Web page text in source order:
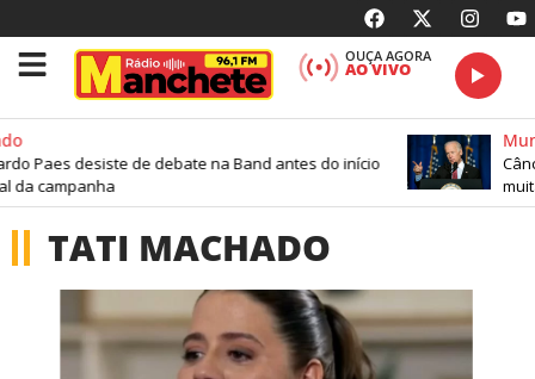
OUÇA AGORA
AO VIVO
Paes desiste de debate na Band antes do início
da campanha
TATI MACHADO